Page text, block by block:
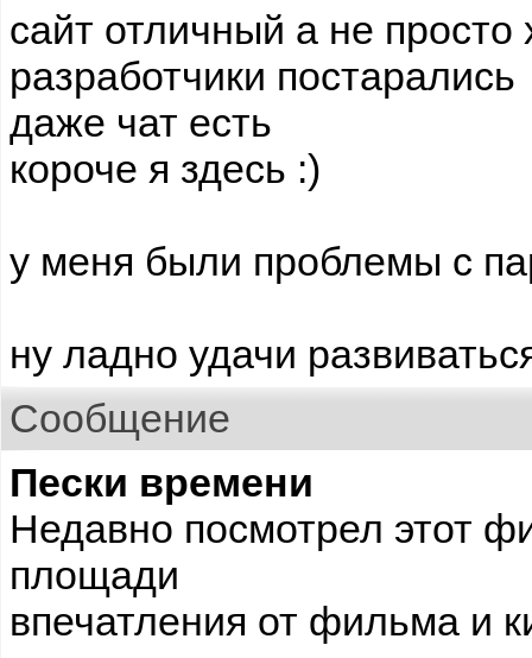
сайт отличный а не
разработчики постарались
даже чат есть
короче я здесь :)
у меня были проблемы с
ну ладно удачи
Сообщение
Пески времени
Недавно посмотрел этот
площади
впечатления от фильма и